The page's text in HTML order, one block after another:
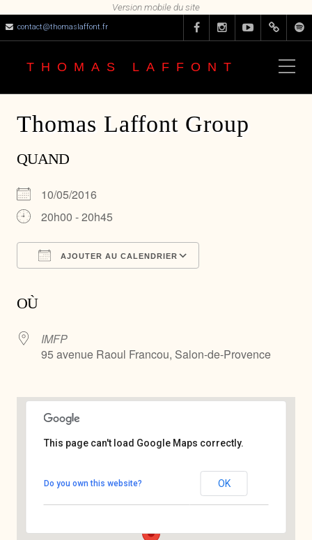
contact@thomaslaffont.fr
THOMAS LAFFONT
Thomas Laffont Group
QUAND
10/05/2016
20h00 - 20h45
AJOUTER AU CALENDRIER
OÙ
IMFP
95 avenue Raoul Francou, Salon-de-Provence
95 avenue Raoul Francou - Salon-de-Provence
Voir Évènements
This page can't load Google Maps correctly.
Do you own this website? OK